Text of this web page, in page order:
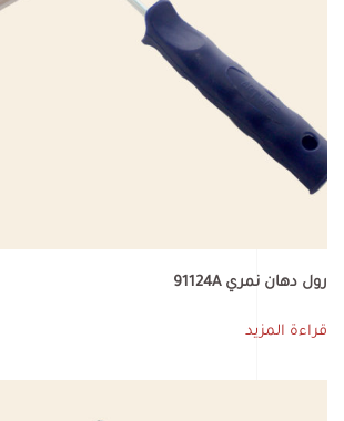
رول دهان نمري 91124A
قراءة المزيد